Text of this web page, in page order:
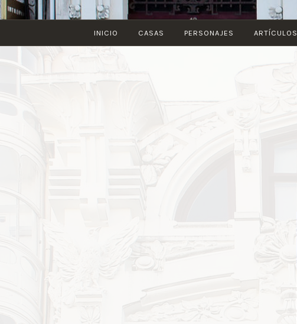
INICIO CASAS PERSONAJES ARTÍCULOS